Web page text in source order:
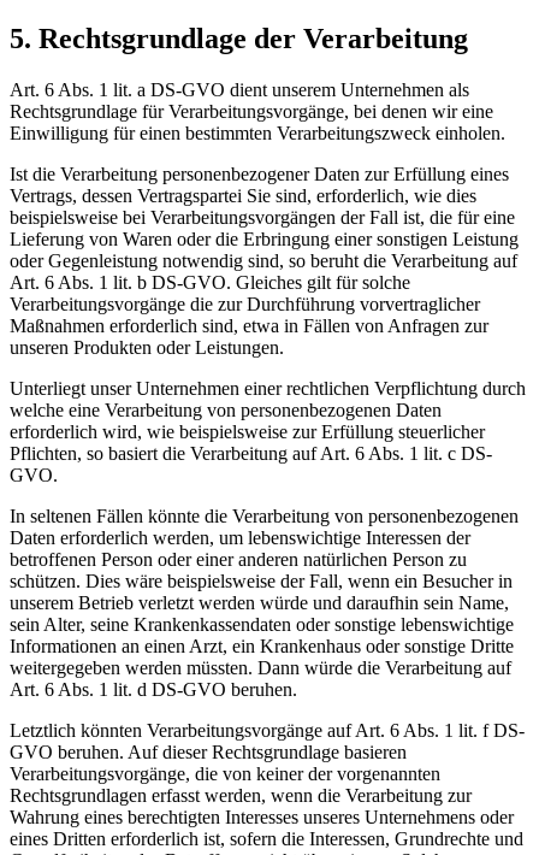
5. Rechtsgrundlage der Verarbeitung
Art. 6 Abs. 1 lit. a DS-GVO dient unserem Unternehmen als
Rechtsgrundlage für Verarbeitungsvorgänge, bei denen wir eine
Einwilligung für einen bestimmten Verarbeitungszweck einholen.
Ist die Verarbeitung personenbezogener Daten zur Erfüllung eines
Vertrags, dessen Vertragspartei Sie sind, erforderlich, wie dies
beispielsweise bei Verarbeitungsvorgängen der Fall ist, die für eine
Lieferung von Waren oder die Erbringung einer sonstigen Leistung
oder Gegenleistung notwendig sind, so beruht die Verarbeitung auf
Art. 6 Abs. 1 lit. b DS-GVO. Gleiches gilt für solche
Verarbeitungsvorgänge die zur Durchführung vorvertraglicher
Maßnahmen erforderlich sind, etwa in Fällen von Anfragen zur
unseren Produkten oder Leistungen.
Unterliegt unser Unternehmen einer rechtlichen Verpflichtung durch
welche eine Verarbeitung von personenbezogenen Daten
erforderlich wird, wie beispielsweise zur Erfüllung steuerlicher
Pflichten, so basiert die Verarbeitung auf Art. 6 Abs. 1 lit. c DS-
GVO.
In seltenen Fällen könnte die Verarbeitung von personenbezogenen
Daten erforderlich werden, um lebenswichtige Interessen der
betroffenen Person oder einer anderen natürlichen Person zu
schützen. Dies wäre beispielsweise der Fall, wenn ein Besucher in
unserem Betrieb verletzt werden würde und daraufhin sein Name,
sein Alter, seine Krankenkassendaten oder sonstige lebenswichtige
Informationen an einen Arzt, ein Krankenhaus oder sonstige Dritte
weitergegeben werden müssten. Dann würde die Verarbeitung auf
Art. 6 Abs. 1 lit. d DS-GVO beruhen.
Letztlich könnten Verarbeitungsvorgänge auf Art. 6 Abs. 1 lit. f DS-
GVO beruhen. Auf dieser Rechtsgrundlage basieren
Verarbeitungsvorgänge, die von keiner der vorgenannten
Rechtsgrundlagen erfasst werden, wenn die Verarbeitung zur
Wahrung eines berechtigten Interesses unseres Unternehmens oder
eines Dritten erforderlich ist, sofern die Interessen, Grundrechte und